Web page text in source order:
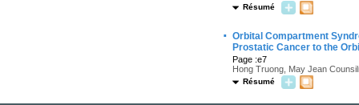
Résumé
· Orbital Compartment
Prostatic Cancer to the
Page :e7
Hong Truong, May Jean
Résumé